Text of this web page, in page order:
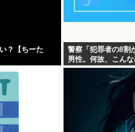
？【ちーた
警察「犯罪者の8割
男性。何故、こん